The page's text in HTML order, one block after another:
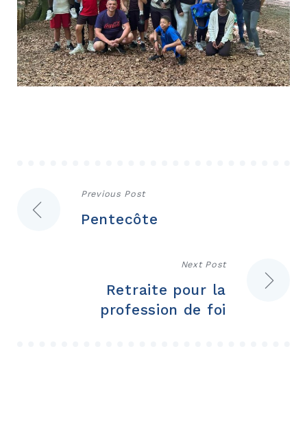
NavigationPrevious Post
Pentecôte
Next Post
Retraite pour la
profession de foi